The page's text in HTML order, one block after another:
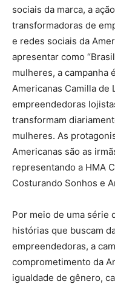
sociais da marca, a
transformadoras de
e redes sociais da
apresentar como
mulheres, a campanha
Americanas Camilla de
empreendedoras
transformam
mulheres. As
Americanas são as
representando a HMA
Costurando Sonhos e
Por meio de uma série
histórias que buscam
empreendedoras, a
comprometimento da
igualdade de gênero,